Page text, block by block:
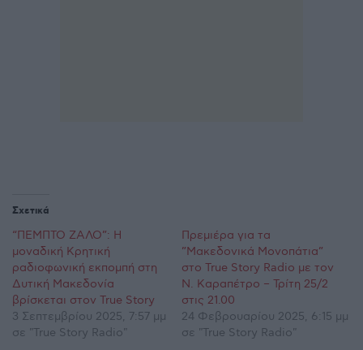
Σχετικά
“ΠΕΜΠΤΟ ΖΑΛΟ”: Η
μοναδική Κρητική
ραδιοφωνική εκπομπή στη
Δυτική Μακεδονία
βρίσκεται στον True Story
3 Σεπτεμβρίου 2025, 7:57 μμ
σε "True Story Radio"
Πρεμιέρα για τα
”Μακεδονικά Μονοπάτια”
στο True Story Radio με τον
Ν. Καραπέτρο – Τρίτη 25/2
στις 21.00
24 Φεβρουαρίου 2025, 6:15 μμ
σε "True Story Radio"